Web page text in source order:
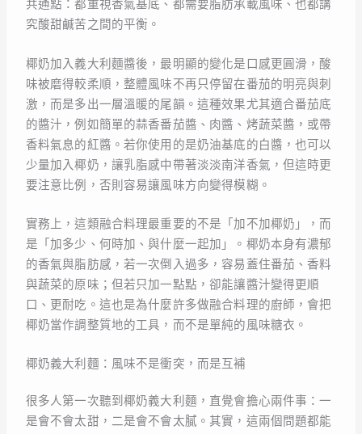
共通點：都重視香氣基底、都需要脂肪承載風味、也都講
究酸甜鹹苦之間的平衡。
椰奶加入義大利麵醬後，最明顯的變化是口感更圓滑，酸
味被磨得較柔順，整體風味不再只停留在番茄的明亮與刺
激，而是多出一層溫暖的尾韻。這種效果尤其適合番茄底
的醬汁，例如簡單的蒜香番茄醬、肉醬、烤蔬菜醬，或帶
香料氣息的紅醬。若你使用的是奶油基底的白醬，也可以
少量加入椰奶，讓乳脂感中帶著淡淡南洋香氣，但這時更
要注意比例，否則容易讓風味方向變得模糊。
實務上，這類融合料理最重要的不是「加不加椰奶」，而
是「加多少、何時加、與什麼一起加」。椰奶本身有濃郁
的香氣與脂肪感，若一次倒入過多，容易蓋住番茄、香料
與蔬菜的原味；但若只加一點點，卻能讓醬汁變得更順
口、更耐吃。這也是為什麼許多做融合料理的廚師，會把
椰奶當作調整質地的工具，而不是單純的風味糖衣。
椰奶義大利麵：風味不是衝突，而是互補
很多人第一次聽到椰奶義大利麵，直覺會擔心兩件事：一
是會不會太甜，二是會不會太膩。其實，這兩個問題都能